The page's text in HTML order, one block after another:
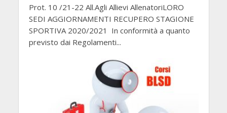
Prot. 10 /21-22 All.Agli Allievi AllenatoriLORO
SEDI AGGIORNAMENTI RECUPERO STAGIONE
SPORTIVA 2020/2021 In conformità a quanto
previsto dai Regolamenti...